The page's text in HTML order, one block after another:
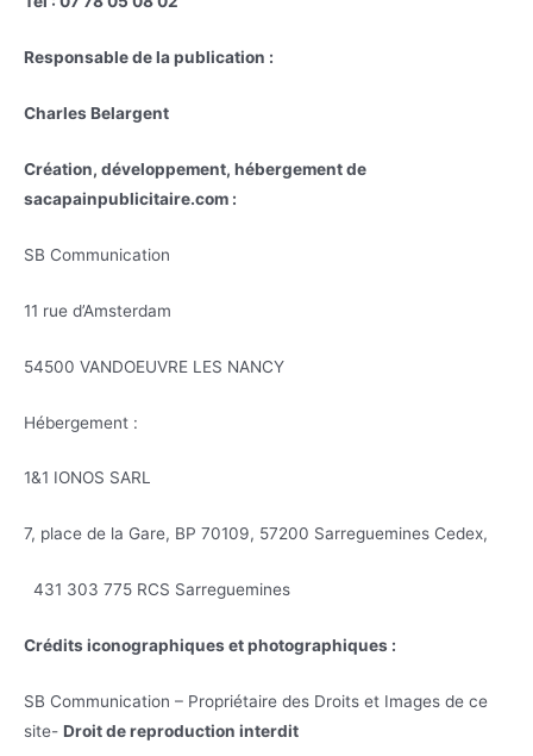
Responsable de la publication :
Charles Belargent
Création, développement, hébergement de
sacapainpublicitaire.com :
SB Communication
11 rue d’Amsterdam
54500 VANDOEUVRE LES NANCY
Hébergement :
1&1 IONOS SARL
7, place de la Gare, BP 70109, 57200 Sarreguemines Cedex,
431 303 775 RCS Sarreguemines
Crédits iconographiques et photographiques :
SB Communication – Propriétaire des Droits et Images de ce
site- Droit de reproduction interdit